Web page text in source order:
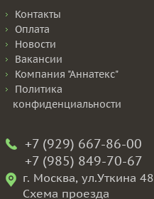
Контакты
Оплата
Новости
Вакансии
Компания "Аннатекс"
Политика
конфиденциальности
+7 (929) 667-86-00
+7 (985) 849-70-67
г. Москва, ул.Уткина 48
Схема проезда